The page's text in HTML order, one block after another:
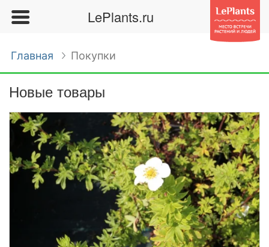
LePlants.ru
Главная Покупки
Новые товары